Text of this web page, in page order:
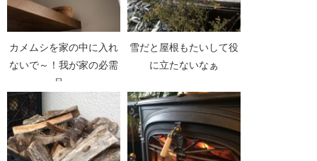
カメムシを家の中に入れ
ないで～！我が家の必需
品。
雪だと屋根もたいして役
に立たないなぁ